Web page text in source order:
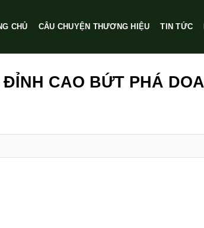
CHỦ CÂU CHUYỆN THƯƠNG HIỆU TIN TỨC
CAO BỨT PHÁ